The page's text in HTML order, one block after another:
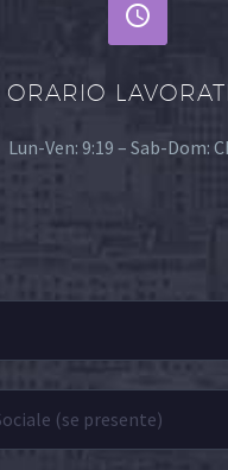


ORARIO
Lun-Ven: 9:19 – Sab-Dom: